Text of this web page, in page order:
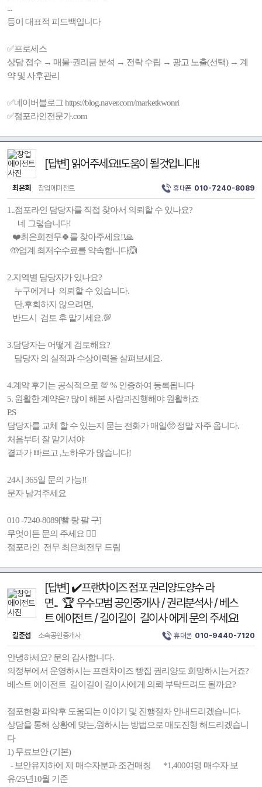
...
등이 대표적 피드백입니다
✅프로세스
상담 접수 → 매물·권리금 분석 → 전략 수립 → 광고 노출(선택) → 계
약 및 사후관리
✅네이버블로그 https://blog.naver.com/marketkwonri
✅점포라인전문가.com
[답변] 읽어주세요!!도움이 될것입니다!!
최은희 창업에이전트 휴대폰 010-7240-8089
1..점포라인 담당자를 직접 찾아서 의뢰할 수 있나요?
네 그렇습니다!
❤️최은희전무🍀를 찾아주세요!!🙏
🤲업계 최저수수료를 약속합니다🙆
2.지역별 담당자가 있나요?
누구에게나 의뢰할 수 있습니다.
단,후회하지 않으려면,
반드시 검토 후 맡기세요.💯
3.담당자는 어떻게 검토해요?
담당자 의 실적과 수상이력을 살펴보세요.
4.계약 후기는 공식적으로 💯 % 인증하여 등록됩니다
5. 원활한 계약은? 많이 해본 사람과진행해야 원활하죠
P.S
담당자를 교체 할 수 있는지 묻는 전화가 매일🥺 정말 자주 옵니다.
처음부터 잘 맡기셔야
결과가 빠르고 ,노하우가 많습니다!
24시 365일 문의 가능!!
문자 남겨주세요
010 -7240-8089[빨 랑 팔 구]
무엇이든 문의 주세요 💁‍♀️
점포라인 전무 최은희전무 드림
[답변] ✔️프랜차이즈 점포 권리양도양수 라
면.. 🏆 우수모범 공인중개사 / 권리분석사 / 베스
트 에이전트 / 길이길이 길이사 에게 문의 주세요!
길준섭 소속공인중개사 휴대폰 010-9440-7120
안녕하세요? 문의 감사합니다.
의정부에서 운영하시는 프랜차이즈 빵집 권리양도 희망하시는거죠?
베스트 에이전트 길이길이 길이사에게 의뢰 부탁드려도 될까요?
점포현황 파악후 도움되는 이야기 및 진행절차 안내드리겠습니다.
상담을 통해 상황에 맞는,원하시는 방법으로 매도진행 해드리겠습니
다
1) 무료보안 (기본)
- 보안유지하에 제 매수자분과 조건매칭 *1,400여명 매수자 보
유/25년10월 기준